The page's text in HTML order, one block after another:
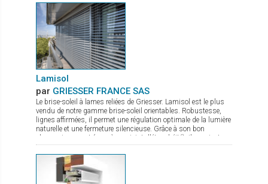
Lamisol
par GRIESSER FRANCE SAS
Le brise-soleil à lames reliées de Griesser. Lamisol est le plus
vendu de notre gamme brise-soleil orientables. Robustesse,
lignes affirmées, il permet une régulation optimale de la lumière
naturelle et une fermeture silencieuse. Grâce à son bon
obscurcissement (avec à son joint d'étanchéité), il convient
aux bâtiments tertiaires et également à toutes les pièces de vie.
Ses lames sont en forme de Z, disponibles en deux largeurs :
90 mm et 70 mm (pour les espaces exigus). Il bénéficie d'une
très bonne résistance au vent, jusqu’à 92 km/h. Système de